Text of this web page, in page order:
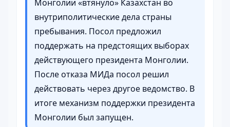
Монголии «втянуло» Казахстан во
внутриполитические дела страны
пребывания. Посол предложил
поддержать на предстоящих выборах
действующего президента Монголии.
После отказа МИДа посол решил
действовать через другое ведомство. В
итоге механизм поддержки президента
Монголии был запущен.